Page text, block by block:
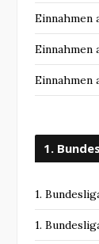
Einnahmen
Einnahmen
Einnahmen
1.
1.
1.